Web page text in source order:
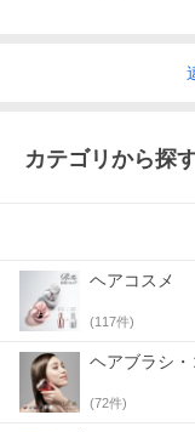
カテゴリから探
ヘアコスメ
(117件)
ヘアブラシ
(72件)